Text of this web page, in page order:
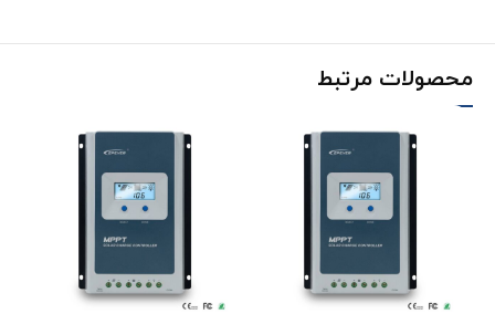
محصولات مرتبط